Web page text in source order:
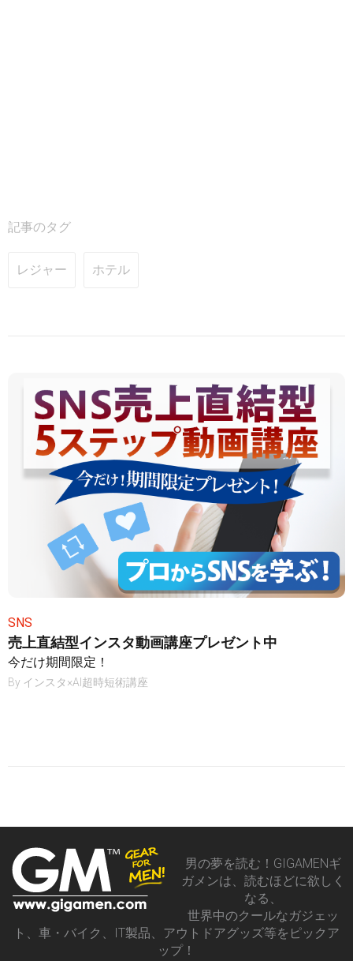
記事のタグ
レジャー ホテル
SNS
売上直結型インスタ動画講座プレゼント中
今だけ期間限定！
By インスタ×AI超時短術講座
男の夢を読む！GIGAMENギ
ガメンは、読むほどに欲しく
なる、
世界中のクールなガジェッ
ト、車・バイク、IT製品、アウトドアグッズ等をピックア
ップ！